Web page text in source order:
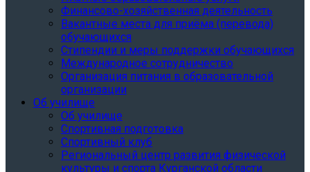
Финансово-хозяйственная деятельность
Вакантные места для приёма (перевода)
обучающихся
Стипендии и меры поддержки обучающихся
Международное сотрудничество
Организация питания в образовательной
организации
Об училище
Об училище
Спортивная подготовка
Спортивный клуб
Региональный центр развития физической
культуры и спорта Курганской области